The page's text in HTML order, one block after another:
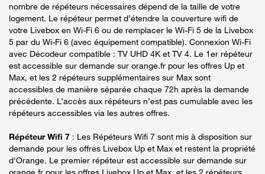
nombre de répéteurs nécessaires dépend de la taille de votre
logement. Le répéteur permet d’étendre la couverture wifi de
votre Livebox en Wi-Fi 6 ou de remplacer le Wi-Fi 5 de la Livebox
5 par du Wi-Fi 6 (avec équipement compatible). Connexion Wi-Fi
avec Décodeur compatible : TV UHD 4K et TV 4. Le 1er répéteur
est accessible sur demande sur orange.fr pour les offres Up et
Max, et les 2 répéteurs supplémentaires sur Max sont
accessibles de manière séparée chaque 72h après la demande
précédente. L’accès aux répéteurs n’est pas cumulable avec les
répéteurs accessibles via les autres offres.
Répéteur Wifi 7 : Les Répéteurs Wifi 7 sont mis à disposition sur
demande pour les offres Livebox Up et Max et restent la propriété
d'Orange. Le premier répéteur est accessible sur demande sur
orange.fr pour les offres Livebox Up et Max, et les 2 répéteurs